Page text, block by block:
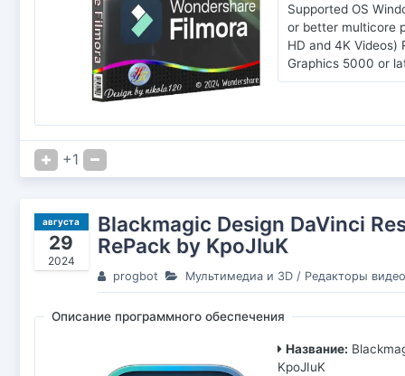
Supported OS
or better multicore
HD and 4K Videos)
Graphics 5000 or
+1
августа
29
2024
Blackmagic Design DaVinci
RePack by KpoJIuK
progbot Мультимедиа и 3D/ Редакторы видео
Описание программного обеспечения
Название:
KpoJIuK